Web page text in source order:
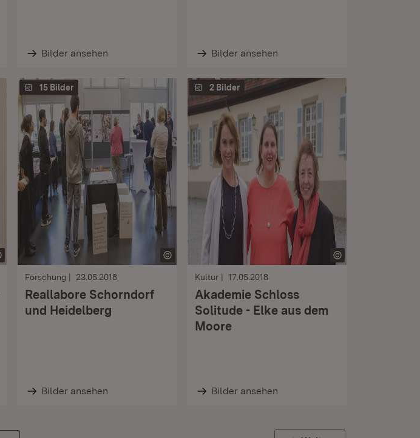
Bilder ansehen Bilder ansehen
15 Bilder
Forschung 23.05.2018
Reallabore Schorndorf
und Heidelberg
Bilder ansehen
2 Bilder
Kultur 17.05.2018
Akademie Schloss
Solitude - Elke aus dem
Moore
Bilder ansehen